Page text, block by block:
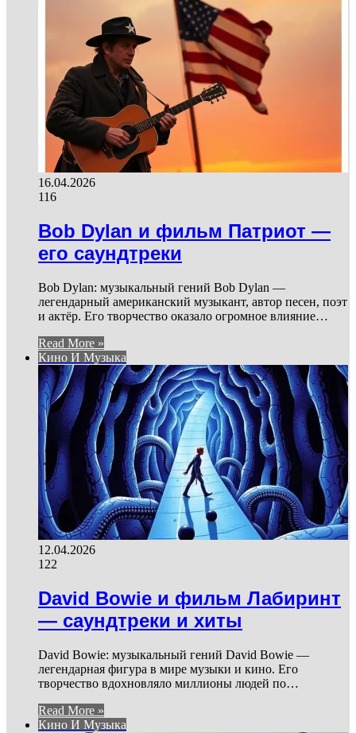
16.04.2026
116
Bob Dylan и фильм Патриот —
его саундтреки
Bob Dylan: музыкальный гений Bob Dylan —
легендарный американский музыкант, автор песен, поэт
и актёр. Его творчество оказало огромное влияние…
Read More »
Кино И Музыка
12.04.2026
122
David Bowie и фильм Лабиринт
— саундтреки и хиты
David Bowie: музыкальный гений David Bowie —
легендарная фигура в мире музыки и кино. Его
творчество вдохновляло миллионы людей по…
Read More »
Кино И Музыка